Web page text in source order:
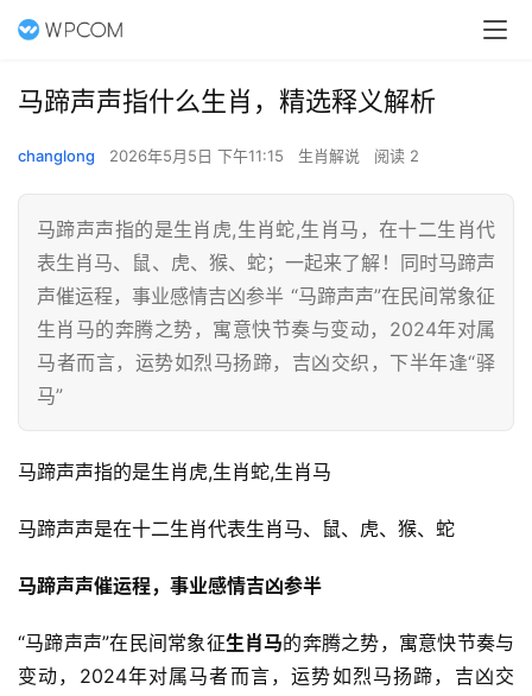
马蹄声声指什么生肖，精选释义解析
changlong 2026年5月5日 下午11:15 生肖解说 阅读 2
马蹄声声指的是生肖虎,生肖蛇,生肖马，在十二生肖代
表生肖马、鼠、虎、猴、蛇；一起来了解！同时马蹄声
声催运程，事业感情吉凶参半 “马蹄声声”在民间常象征
生肖马的奔腾之势，寓意快节奏与变动，2024年对属
马者而言，运势如烈马扬蹄，吉凶交织，下半年逢“驿
马”
马蹄声声指的是生肖虎,生肖蛇,生肖马
马蹄声声是在十二生肖代表生肖马、鼠、虎、猴、蛇
马蹄声声催运程，事业感情吉凶参半
“马蹄声声”在民间常象征生肖马的奔腾之势，寓意快节奏与
变动，2024年对属马者而言，运势如烈马扬蹄，吉凶交